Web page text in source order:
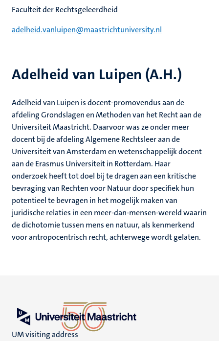
Adelheid van Luipen (A.H.)
Adelheid van Luipen is docent-promovendus aan de
afdeling Grondslagen en Methoden van het Recht aan de
Universiteit Maastricht. Daarvoor was ze onder meer
docent bij de afdeling Algemene Rechtsleer aan de
Universiteit van Amsterdam en wetenschappelijk docent
aan de Erasmus Universiteit in Rotterdam. Haar
onderzoek heeft tot doel bij te dragen aan een kritische
bevraging van Rechten voor Natuur door specifiek hun
potentieel te bevragen in het mogelijk maken van
juridische relaties in een meer-dan-mensen-wereld waarin
de dichotomie tussen mens en natuur, als kenmerkend
voor antropocentrisch recht, achterwege wordt gelaten.
Faculteit der Rechtsgeleerdheid
adelheid.vanluipen@maastrichtuniversity.nl
UM visiting address